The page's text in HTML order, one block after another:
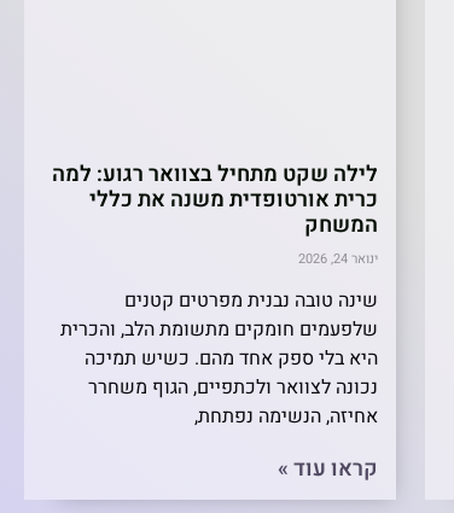
לילה שקט מתחיל בצוואר רגוע: למה
כרית אורטופדית משנה את כללי
המשחק
ינואר 24, 2026
שינה טובה נבנית מפרטים קטנים
שלפעמים חומקים מתשומת הלב, והכרית
היא בלי ספק אחד מהם. כשיש תמיכה
נכונה לצוואר ולכתפיים, הגוף משחרר
אחיזה, הנשימה נפתחת,
קראו עוד »